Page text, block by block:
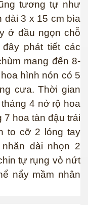
tương tự như
dài 3 x 15 cm bìa
ở đầu ngọn chỗ
phát tiết các
mang đến 8-
hình nón có 5
cưa. Thời gian
4 nở rộ hoa
7 hoa tàn đậu trái
to cỡ 2 lóng tay
dài nhọn 2
tự rụng vỏ nứt
nẩy mầm nhân